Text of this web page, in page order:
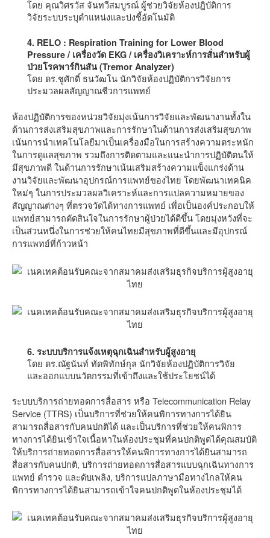
โดย คุณวิศรวัส จันทวีสมบูรณ์ ผู้ช่วยวิจัยห้องปฎิบัติการ
วิจัยระบบระบุตำแหน่งและบ่งชี้อัตโนมัติ
4. RELO : Respiration Training for Lower Blood
Pressure / เครื่องวัด EKG / เครื่องวิเคราะห์การสั่นสำหรับผู้
ป่วยโรคพาร์กินสัน (Tremor Analyzer)
โดย ดร.ชูศักดิ์ ธนวัฒโน นักวิจัยห้องปฏิบัติการวิจัยการ
ประมวลผลสัญญาณชีวการแพทย์
ห้องปฏิบัติการของหน่วยวิจัยมุ่งเน้นการวิจัยและพัฒนางานทั้งใน
ด้านการส่งเสริมสุขภาพและการรักษาในด้านการส่งเสริมสุขภาพ
เน้นการนำเทคโนโลยีมาเป็นเครื่องมือในการสร้างความตระหนัก
ในการดูแลสุขภาพ รวมถึงการติดตามและแนะนำการปฏิบัติตนให้
มีสุขภาพดี ในด้านการรักษาเน้นเสริมสร้างความแข็งแกร่งด้าน
งานวิจัยและพัฒนาอุปกรณ์การแพทย์ของไทย โดยพัฒนาเทคนิค
ใหม่ๆ ในการประมวลผลวิเคราะห์และการแปลความหมายของ
สัญญาณต่างๆ ที่ตรวจวัดได้ทางการแพทย์ เพื่อเป็นองค์ประกอบให้
แพทย์สามารถตัดสินใจในการรักษาผู้ป่วยได้ดีขึ้น โดยมุ่งหวังที่จะ
เป็นส่วนหนึ่งในการช่วยให้คนไทยมีสุขภาพที่ดีขึ้นและมีอุปกรณ์
การแพทย์ที่ก้าวหน้า
6. ระบบบริการแจ้งเหตุฉุกเฉินสำหรับผู้สูงอายุ
โดย ดร.ณัฐนันท์ ทัดพิทักษ์กุล นักวิจัยห้องปฏิบัติการวิจัย
และออกแบบนวัตกรรมที่เข้าถึงและใช้ประโยชน์ได้
ระบบบริการถ่ายทอดการสื่อสาร หรือ Telecommunication Relay
Service (TTRS) เป็นบริการที่ช่วยให้คนพิการทางการได้ยิน
สามารถสื่อสารกับคนปกติได้ และเป็นบริการที่ช่วยให้คนพิการ
ทางการได้ยินเข้าใจเนื้อหาในห้องประชุมที่คนปกติพูดได้คุณสมบัติ
ให้บริการถ่ายทอดการสื่อสารให้คนพิการทางการได้ยินสามารถ
สื่อสารกับคนปกติ, บริการถ่ายทอดการสื่อสารแบบฉุกเฉินทางการ
แพทย์ ตำรวจ และดับเพลิง, บริการแปลภาษามือทางไกลให้คน
พิการทางการได้ยินสามารถเข้าใจคนปกติพูดในห้องประชุมได้